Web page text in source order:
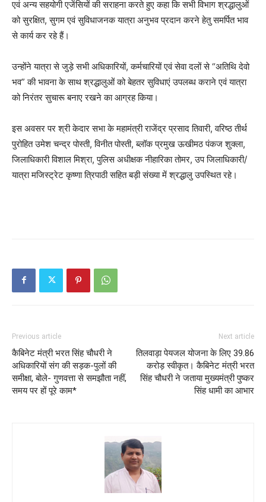
एवं अन्य सहयोगी एजेंसियों की सराहना करते हुए कहा कि सभी विभाग श्रद्धालुओं
को सुरक्षित, सुगम एवं सुविधाजनक यात्रा अनुभव प्रदान करने हेतु समर्पित भाव
से कार्य कर रहे हैं।
उन्होंने यात्रा से जुड़े सभी अधिकारियों, कर्मचारियों एवं सेवा दलों से “अतिथि देवो
भव” की भावना के साथ श्रद्धालुओं को बेहतर सुविधाएं उपलब्ध कराने एवं यात्रा
को निरंतर सुचारू बनाए रखने का आग्रह किया।
इस अवसर पर श्री केदार सभा के महामंत्री राजेंद्र प्रसाद तिवारी, वरिष्ठ तीर्थ
पुरोहित उमेश चन्द्र पोस्ती, विनीत पोस्ती, ब्लॉक प्रमुख ऊखीमठ पंकज शुक्ला,
जिलाधिकारी विशाल मिश्रा, पुलिस अधीक्षक नीहारिका तोमर, उप जिलाधिकारी/
यात्रा मजिस्ट्रेट कृष्णा त्रिपाठी सहित बड़ी संख्या में श्रद्धालु उपस्थित रहे।
Previous article
कैबिनेट मंत्री भरत सिंह चौधरी ने
अधिकारियों संग की सड़क-पुलों की
समीक्षा, बोले- गुणवत्ता से समझौता नहीं,
समय पर हों पूरे काम*
Next article
तिलवाड़ा पेयजल योजना के लिए 39.86
करोड़ स्वीकृत। कैबिनेट मंत्री भरत
सिंह चौधरी ने जताया मुख्यमंत्री पुष्कर
सिंह धामी का आभार